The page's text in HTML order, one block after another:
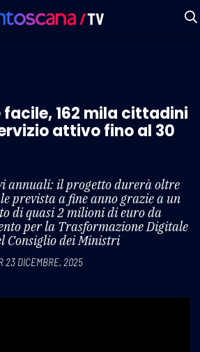
162 mila cittadini
attivo fino al 30
annuali: il progetto durerà oltre
prevista a fine anno grazie a un
di quasi 2 milioni di euro da
per la Trasformazione Digitale
Consiglio dei Ministri
23 DICEMBRE, 2025